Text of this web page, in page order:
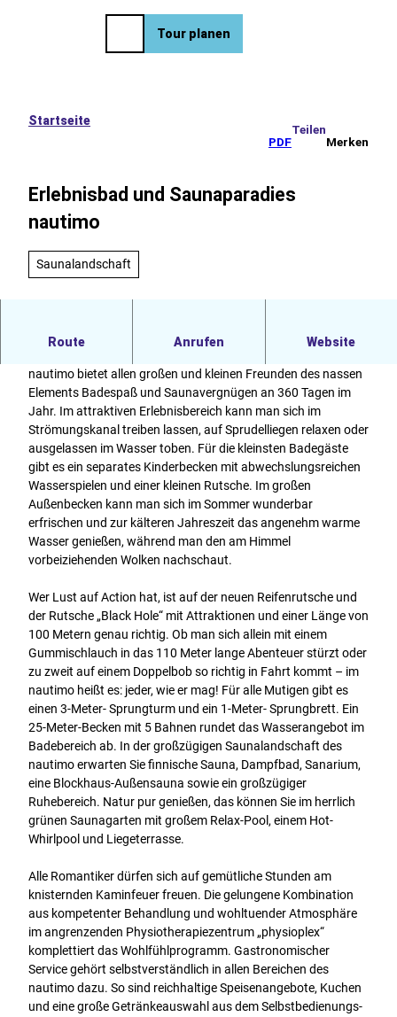
Tour planen
Startseite
PDF
Teilen
Merken
Erlebnisbad und Saunaparadies
nautimo
Saunalandschaft
Route Anrufen Website
Nautimo
nautimo bietet allen großen und kleinen Freunden des nassen
Elements Badespaß und Saunavergnügen an 360 Tagen im
Jahr. Im attraktiven Erlebnisbereich kann man sich im
Strömungskanal treiben lassen, auf Sprudelliegen relaxen oder
ausgelassen im Wasser toben. Für die kleinsten Badegäste
gibt es ein separates Kinderbecken mit abwechslungsreichen
Wasserspielen und einer kleinen Rutsche. Im großen
Außenbecken kann man sich im Sommer wunderbar
erfrischen und zur kälteren Jahreszeit das angenehm warme
Wasser genießen, während man den am Himmel
vorbeiziehenden Wolken nachschaut.
Wer Lust auf Action hat, ist auf der neuen Reifenrutsche und
der Rutsche „Black Hole“ mit Attraktionen und einer Länge von
100 Metern genau richtig. Ob man sich allein mit einem
Gummischlauch in das 110 Meter lange Abenteuer stürzt oder
zu zweit auf einem Doppelbob so richtig in Fahrt kommt – im
nautimo heißt es: jeder, wie er mag! Für alle Mutigen gibt es
einen 3-Meter- Sprungturm und ein 1-Meter- Sprungbrett. Ein
25-Meter-Becken mit 5 Bahnen rundet das Wasserangebot im
Badebereich ab. In der großzügigen Saunalandschaft des
nautimo erwarten Sie finnische Sauna, Dampfbad, Sanarium,
eine Blockhaus-Außensauna sowie ein großzügiger
Ruhebereich. Natur pur genießen, das können Sie im herrlich
grünen Saunagarten mit großem Relax-Pool, einem Hot-
Whirlpool und Liegeterrasse.
Alle Romantiker dürfen sich auf gemütliche Stunden am
knisternden Kaminfeuer freuen. Die gelungene Kombination
aus kompetenter Behandlung und wohltuender Atmosphäre
im angrenzenden Physiotherapiezentrum „physioplex“
komplettiert das Wohlfühlprogramm. Gastronomischer
Service gehört selbstverständlich in allen Bereichen des
nautimo dazu. So sind reichhaltige Speisenangebote, Kuchen
und eine große Getränkeauswahl aus dem Selbstbedienungs-